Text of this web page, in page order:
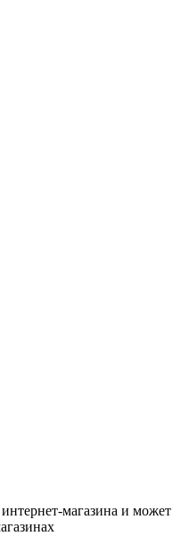
магазина и может